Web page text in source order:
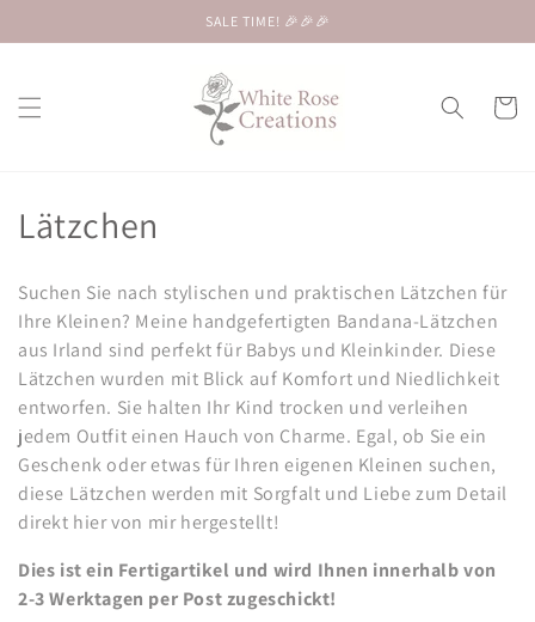
Inhalt
SALE TIME! 🎉🎉🎉
K
t
e
g
o
r
i
e
Lätzchen
Suchen Sie nach stylischen und praktischen Lätzchen für
Ihre Kleinen? Meine handgefertigten Bandana-Lätzchen
aus Irland sind perfekt für Babys und Kleinkinder. Diese
Lätzchen wurden mit Blick auf Komfort und Niedlichkeit
entworfen. Sie halten Ihr Kind trocken und verleihen
jedem Outfit einen Hauch von Charme. Egal, ob Sie ein
Geschenk oder etwas für Ihren eigenen Kleinen suchen,
diese Lätzchen werden mit Sorgfalt und Liebe zum Detail
direkt hier von mir hergestellt!
Dies ist ein Fertigartikel und wird Ihnen innerhalb von
2-3 Werktagen per Post zugeschickt!